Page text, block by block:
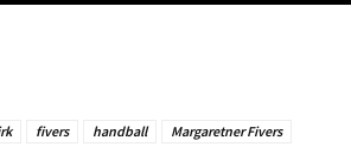
fivers handball Margaretner Fivers